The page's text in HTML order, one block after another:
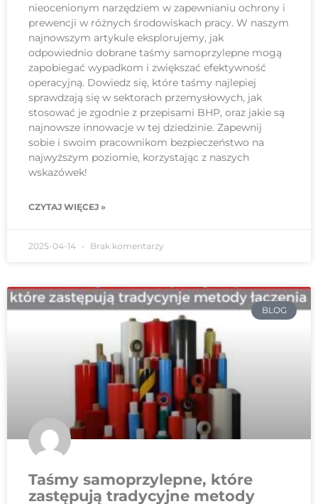
nieocenionym narzędziem w zapewnianiu ochrony i
prewencji w różnych środowiskach pracy. W naszym
najnowszym artykule eksplorujemy, jak
odpowiednio dobrane taśmy samoprzylepne mogą
zapobiegać wypadkom i zwiększać efektywność
operacyjną. Dowiedz się, które taśmy najlepiej
sprawdzają się w sektorach przemysłowych, jak
stosować je zgodnie z przepisami BHP, oraz jakie są
najnowsze innowacje w tej dziedzinie. Zapewnij
sobie i swoim pracownikom bezpieczeństwo na
najwyższym poziomie, korzystając z naszych
wskazówek!
CZYTAJ WIĘCEJ »
2025-04-14 Brak komentarzy
BLOG
Taśmy samoprzylepne, które
zastępują tradycyjne metody